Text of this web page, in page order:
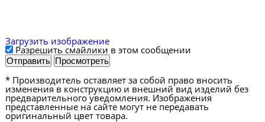
Загрузить изображение
Разрешить смайлики в этом сообщении
* Производитель оставляет за собой право вносить
изменения в конструкцию и внешний вид изделий без
предварительного уведомления. Изображения
представленные на сайте могут не передавать
оригинальный цвет товара.